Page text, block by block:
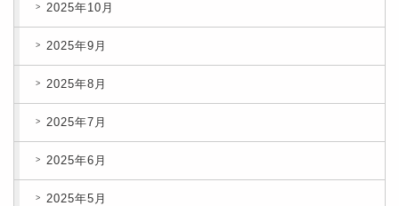
2025年10月
2025年9月
2025年8月
2025年7月
2025年6月
2025年5月